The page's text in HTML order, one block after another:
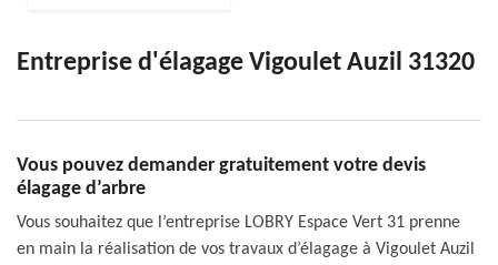
Entreprise d'élagage Vigoulet Auzil 31320
Vous pouvez demander gratuitement votre devis
élagage d’arbre
Vous souhaitez que l’entreprise LOBRY Espace Vert 31 prenne
en main la réalisation de vos travaux d’élagage à Vigoulet Auzil